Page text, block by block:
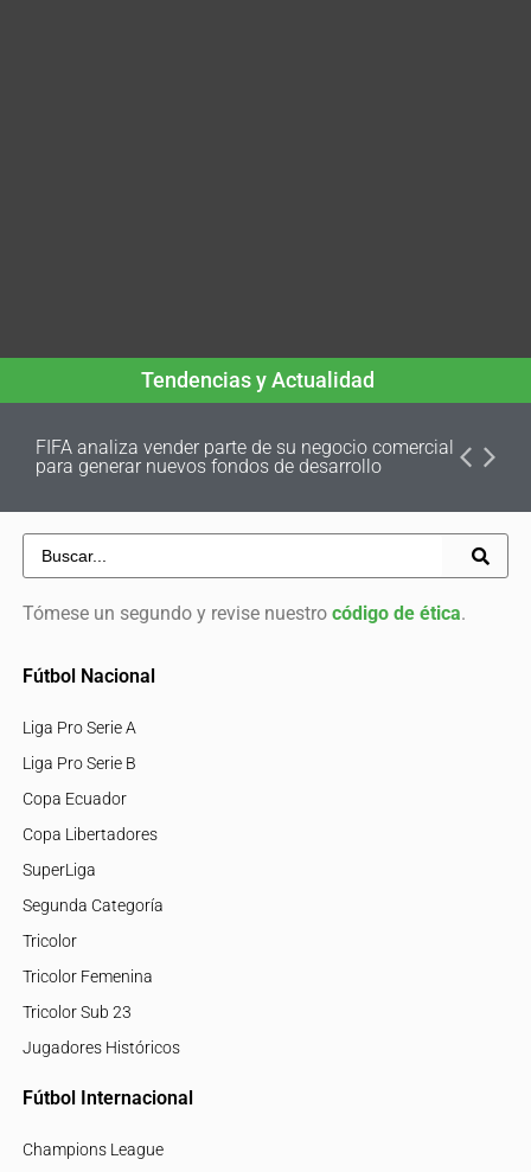
Tendencias y Actualidad
FIFA analiza vender parte de su negocio comercial
para generar nuevos fondos de desarrollo
Tómese un segundo y revise nuestro código de ética.
Fútbol Nacional
Liga Pro Serie A
Liga Pro Serie B
Copa Ecuador
Copa Libertadores
SuperLiga
Segunda Categoría
Tricolor
Tricolor Femenina
Tricolor Sub 23
Jugadores Históricos
Fútbol Internacional
Champions League